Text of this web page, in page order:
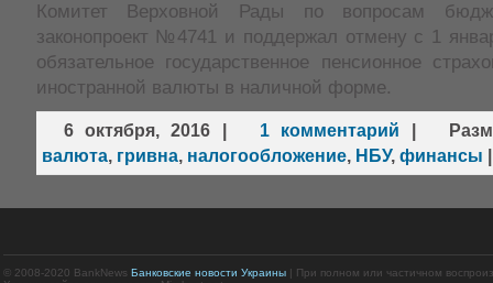
Комитет Верховной Рады по вопросам
законопроект №4741 и поддержал отмену с 1
обязательное государственное пенсионное
иностранной валюты в наличной форме.
6 октября, 2016 1 комментарий
валюта, гривна, налогообложение, НБУ, финансы
© 2008-2020 BankNews Банковские новости Украины| При полном или частичном